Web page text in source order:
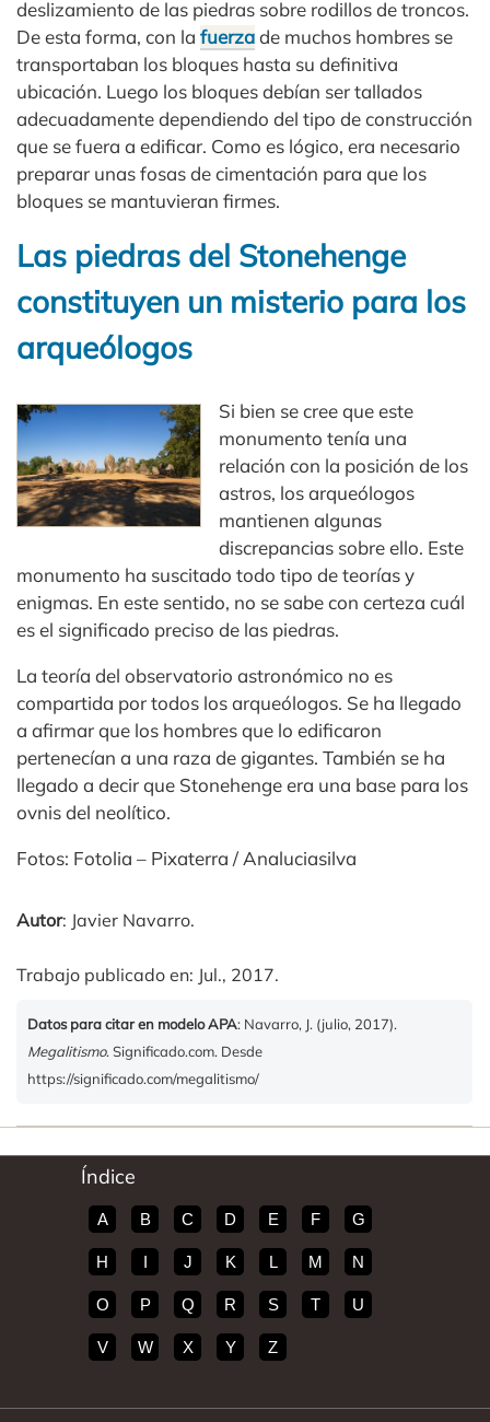
deslizamiento de las piedras sobre rodillos de troncos.
De esta forma, con la fuerzade muchos hombres se
transportaban los bloques hasta su definitiva
ubicación. Luego los bloques debían ser tallados
adecuadamente dependiendo del tipo de construcción
que se fuera a edificar. Como es lógico, era necesario
preparar unas fosas de cimentación para que los
bloques se mantuvieran firmes.
Las piedras del Stonehenge
constituyen un misterio para los
arqueólogos
Si bien se cree que este
monumento tenía una
relación con la posición de los
astros, los arqueólogos
mantienen algunas
discrepancias sobre ello. Este
monumento ha suscitado todo tipo de teorías y
enigmas. En este sentido, no se sabe con certeza cuál
es el significado preciso de las piedras.
La teoría del observatorio astronómico no es
compartida por todos los arqueólogos. Se ha llegado
a afirmar que los hombres que lo edificaron
pertenecían a una raza de gigantes. También se ha
llegado a decir que Stonehenge era una base para los
ovnis del neolítico.
Fotos: Fotolia – Pixaterra / Analuciasilva
Autor: Javier Navarro.
Trabajo publicado en: Jul., 2017.
Datos para citar en modelo APA: Navarro, J. (julio, 2017).
Megalitismo. Significado.com. Desde
https://significado.com/megalitismo/
Índice
A B C D E F G
H I J K L M N
O P Q R S T U
V W X Y Z